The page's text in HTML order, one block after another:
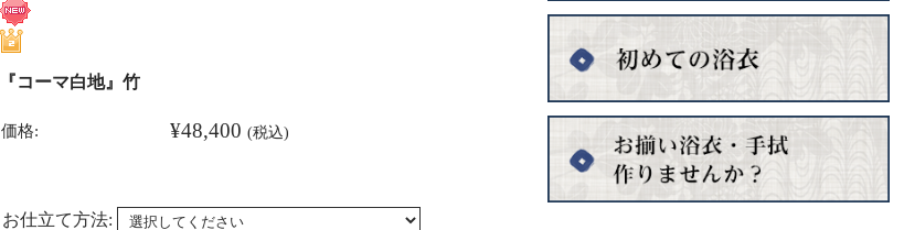
『コーマ白地』竹
価格: ¥48,400 (税込)
お仕立て方法: